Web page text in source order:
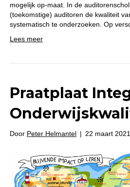
mogelijk op-maat. In de
(toekomstige) auditoren de kwaliteit
systematisch te onderzoeken. Op
Lees meer
Praatplaat
Door Peter Helmantel | 22 maart 2021